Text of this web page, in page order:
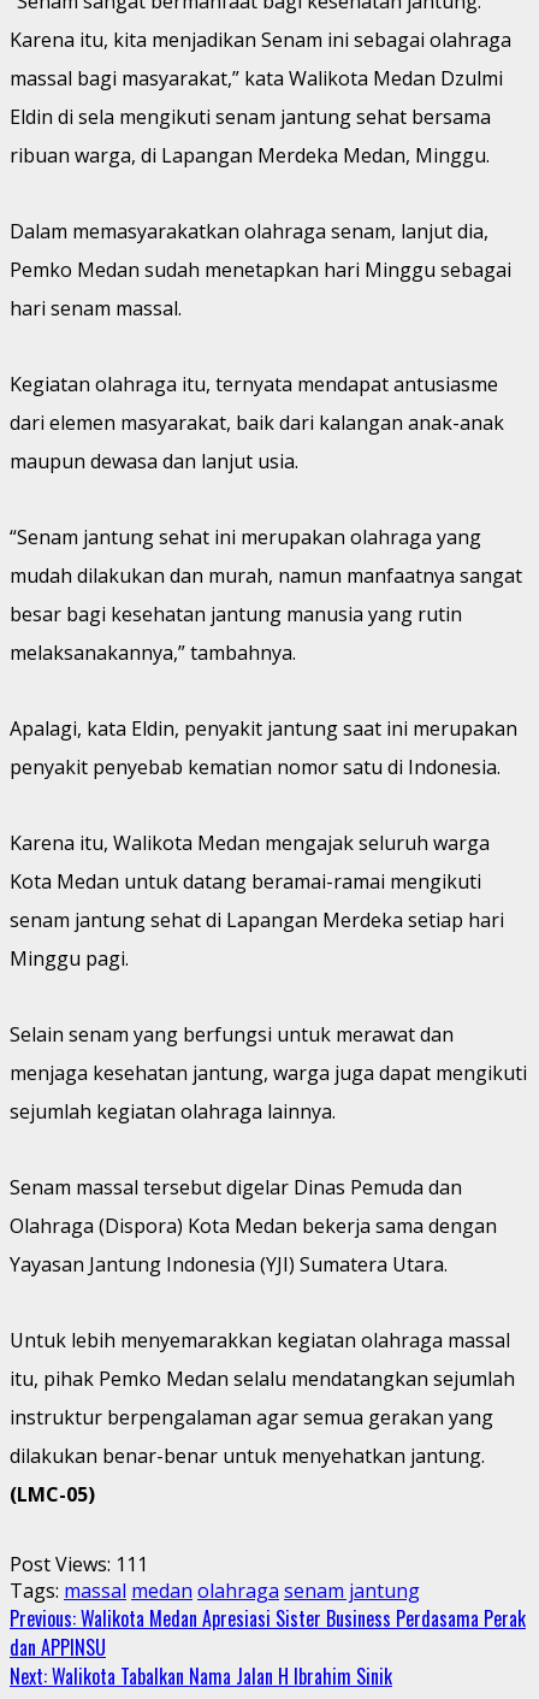
Karena itu, kita menjadikan Senam ini sebagai olahraga
massal bagi masyarakat,” kata Walikota Medan Dzulmi
Eldin di sela mengikuti senam jantung sehat bersama
ribuan warga, di Lapangan Merdeka Medan, Minggu.
Dalam memasyarakatkan olahraga senam, lanjut dia,
Pemko Medan sudah menetapkan hari Minggu sebagai
hari senam massal.
Kegiatan olahraga itu, ternyata mendapat antusiasme
dari elemen masyarakat, baik dari kalangan anak-anak
maupun dewasa dan lanjut usia.
“Senam jantung sehat ini merupakan olahraga yang
mudah dilakukan dan murah, namun manfaatnya sangat
besar bagi kesehatan jantung manusia yang rutin
melaksanakannya,” tambahnya.
Apalagi, kata Eldin, penyakit jantung saat ini merupakan
penyakit penyebab kematian nomor satu di Indonesia.
Karena itu, Walikota Medan mengajak seluruh warga
Kota Medan untuk datang beramai-ramai mengikuti
senam jantung sehat di Lapangan Merdeka setiap hari
Minggu pagi.
Selain senam yang berfungsi untuk merawat dan
menjaga kesehatan jantung, warga juga dapat mengikuti
sejumlah kegiatan olahraga lainnya.
Senam massal tersebut digelar Dinas Pemuda dan
Olahraga (Dispora) Kota Medan bekerja sama dengan
Yayasan Jantung Indonesia (YJI) Sumatera Utara.
Untuk lebih menyemarakkan kegiatan olahraga massal
itu, pihak Pemko Medan selalu mendatangkan sejumlah
instruktur berpengalaman agar semua gerakan yang
dilakukan benar-benar untuk menyehatkan jantung.
(LMC-05)
Post Views: 111
Tags: massal medan olahraga senam jantung
Continue
Reading
Previous:Walikota Medan Apresiasi Sister Business Perdasama Perak
dan APPINSU
Next:Walikota Tabalkan Nama Jalan H Ibrahim Sinik